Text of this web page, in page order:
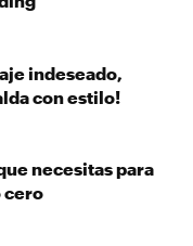
indeseado,
con estilo!
necesitas para
cero